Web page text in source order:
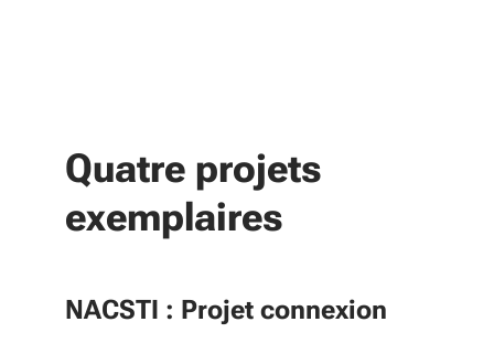
Quatre projets
exemplaires
NACSTI : Projet connexion